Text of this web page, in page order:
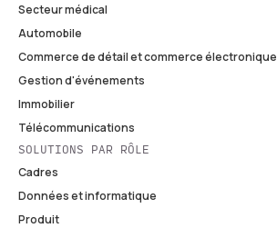
Secteur médical
Automobile
Commerce de détail et commerce électronique
Gestion d'événements
Immobilier
Télécommunications
SOLUTIONS PAR RÔLE
Cadres
Données et informatique
Produit